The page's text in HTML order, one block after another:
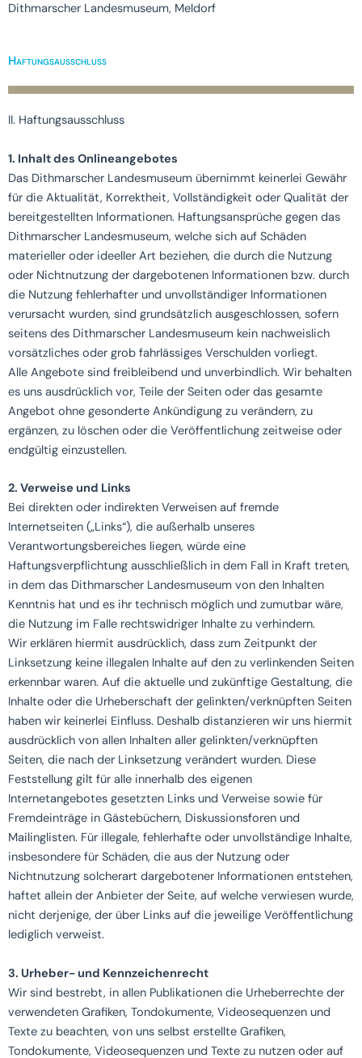
Dithmarscher Landesmuseum, Meldorf
Haftungsausschluss
II. Haftungsausschluss
1. Inhalt des Onlineangebotes
Das Dithmarscher Landesmuseum übernimmt keinerlei Gewähr
für die Aktualität, Korrektheit, Vollständigkeit oder Qualität der
bereitgestellten Informationen. Haftungsansprüche gegen das
Dithmarscher Landesmuseum, welche sich auf Schäden
materieller oder ideeller Art beziehen, die durch die Nutzung
oder Nichtnutzung der dargebotenen Informationen bzw. durch
die Nutzung fehlerhafter und unvollständiger Informationen
verursacht wurden, sind grundsätzlich ausgeschlossen, sofern
seitens des Dithmarscher Landesmuseum kein nachweislich
vorsätzliches oder grob fahrlässiges Verschulden vorliegt.
Alle Angebote sind freibleibend und unverbindlich. Wir behalten
es uns ausdrücklich vor, Teile der Seiten oder das gesamte
Angebot ohne gesonderte Ankündigung zu verändern, zu
ergänzen, zu löschen oder die Veröffentlichung zeitweise oder
endgültig einzustellen.
2. Verweise und Links
Bei direkten oder indirekten Verweisen auf fremde
Internetseiten („Links“), die außerhalb unseres
Verantwortungsbereiches liegen, würde eine
Haftungsverpflichtung ausschließlich in dem Fall in Kraft treten,
in dem das Dithmarscher Landesmuseum von den Inhalten
Kenntnis hat und es ihr technisch möglich und zumutbar wäre,
die Nutzung im Falle rechtswidriger Inhalte zu verhindern.
Wir erklären hiermit ausdrücklich, dass zum Zeitpunkt der
Linksetzung keine illegalen Inhalte auf den zu verlinkenden Seiten
erkennbar waren. Auf die aktuelle und zukünftige Gestaltung, die
Inhalte oder die Urheberschaft der gelinkten/verknüpften Seiten
haben wir keinerlei Einfluss. Deshalb distanzieren wir uns hiermit
ausdrücklich von allen Inhalten aller gelinkten/verknüpften
Seiten, die nach der Linksetzung verändert wurden. Diese
Feststellung gilt für alle innerhalb des eigenen
Internetangebotes gesetzten Links und Verweise sowie für
Fremdeinträge in Gästebüchern, Diskussionsforen und
Mailinglisten. Für illegale, fehlerhafte oder unvollständige Inhalte,
insbesondere für Schäden, die aus der Nutzung oder
Nichtnutzung solcherart dargebotener Informationen entstehen,
haftet allein der Anbieter der Seite, auf welche verwiesen wurde,
nicht derjenige, der über Links auf die jeweilige Veröffentlichung
lediglich verweist.
3. Urheber- und Kennzeichenrecht
Wir sind bestrebt, in allen Publikationen die Urheberrechte der
verwendeten Grafiken, Tondokumente, Videosequenzen und
Texte zu beachten, von uns selbst erstellte Grafiken,
Tondokumente, Videosequenzen und Texte zu nutzen oder auf